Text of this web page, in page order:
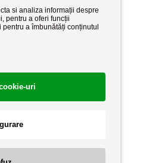
Politica de retur
Termeni si conditii
si analiza informații despre
pentru a oferi funcții
a îmbunătăți conținutul
uri